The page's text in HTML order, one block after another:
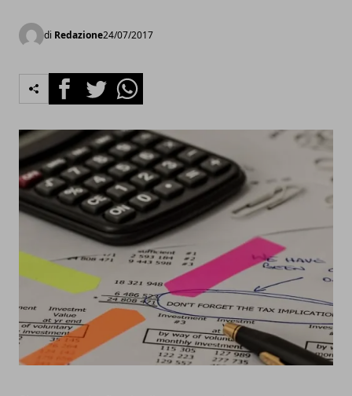
di Redazione24/07/2017
FacebookTwitterWhatsapp